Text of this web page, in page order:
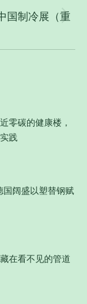
国制冷展（重
零碳的健康楼，
践
国阔盛以塑替钢赋
在看不见的管道